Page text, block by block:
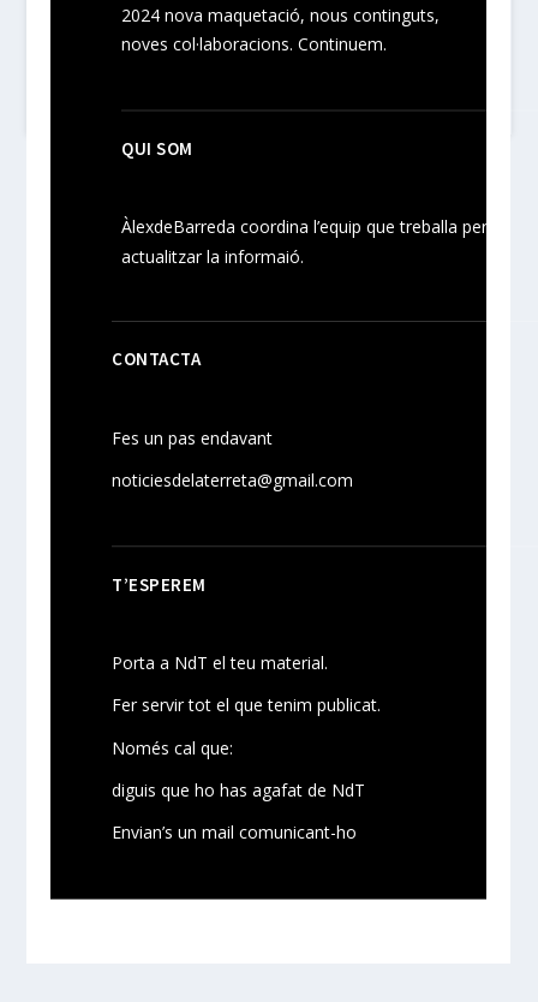
2024nova maquetació, nouscontinguts,
novescol·laboracions. Continuem.
QUI SOM
ÀlexdeBarreda coordina l’equip que treballa per
actualitzar la informaió.
CONTACTA
Fes un pas endavant
noticiesdelaterreta@gmail.com
T’ESPEREM
Porta a NdT el teu material.
Fer servir tot el que tenim publicat.
Només cal que:
diguis que ho has agafat de NdT
Envian’s un mail comunicant-ho